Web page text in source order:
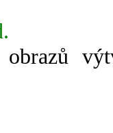
obrazů